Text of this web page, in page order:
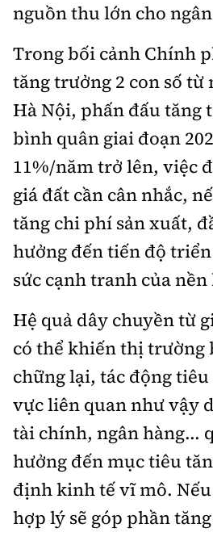
nguồn thu lớn cho
Trong bối cảnh Chính
tăng trưởng 2 con số từ
Hà Nội, phấn đấu tăng
bình quân giai đoạn
11%/năm trở lên, việc
giá đất cần cân nhắc,
tăng chi phí sản xuất,
hưởng đến tiến độ
sức cạnh tranh của
Hệ quả dây chuyền từ
có thể khiến thị trường
chững lại, tác động
vực liên quan như vậy
tài chính, ngân hàng...
hưởng đến mục tiêu
định kinh tế vĩ mô.
hợp lý sẽ góp phần